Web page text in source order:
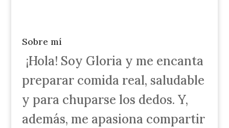
Sobre mí
¡Hola! Soy Gloria y me encanta
preparar comida real, saludable
y para chuparse los dedos. Y,
además, me apasiona compartir